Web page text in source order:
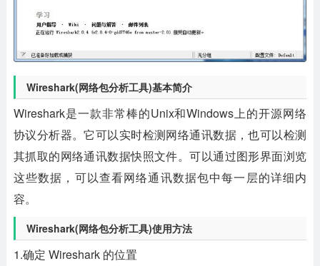
Wireshark(网络包分析工具)基本简介
Wireshark是一款非常棒的Unix和Windows上的开源网络
协议分析器。它可以实时检测网络通讯数据，也可以检测
其抓取的网络通讯数据快照文件。可以通过图形界面浏览
这些数据，可以查看网络通讯数据包中每一层的详细内
容。
Wireshark(网络包分析工具)使用方法
1.确定 Wireshark 的位置